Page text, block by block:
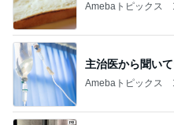
Amebaトピックス
主治医から聞い
Amebaトピックス